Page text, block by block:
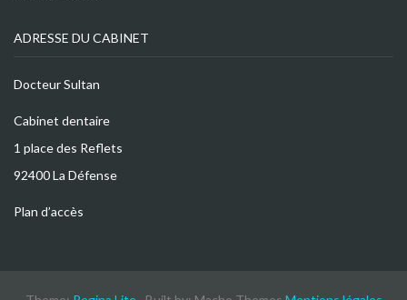
ADRESSE DU CABINET
Docteur Sultan
Cabinet dentaire
1 place des Reflets
92400 La Défense
Plan d’accès